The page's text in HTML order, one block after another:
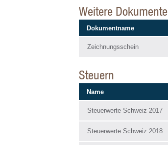
Weitere Dokumente
Dokumentname
Zeichnungsschein
Steuern
Name
Steuerwerte Schweiz 2017
Steuerwerte Schweiz 2018